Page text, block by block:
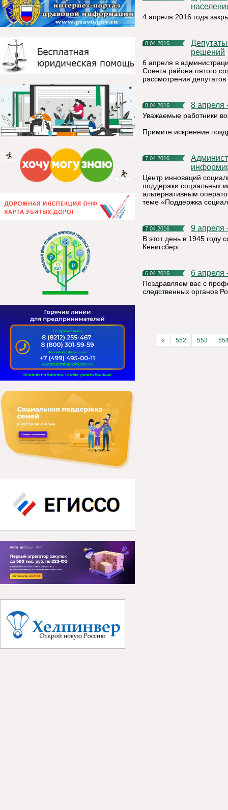
4 апреля 2016 года
8.04.2016
Депутаты заслушали отчеты и приняли ряд важных
решений
6 апреля в
Совета района пятого
рассмотрения
8.04.2016 8
Уважаемые работники
Примите искренние
7.04.2016
Администрация муниципального района «Княжпогостский»
Центр инноваций
поддержки социальных
альтернативным
теме «Поддержка
7.04.2016 9
В этот день в 1945 году
Кенигсберг.
6.04.2016 6
Поздравляем вас с
следственных органов
« 552 553